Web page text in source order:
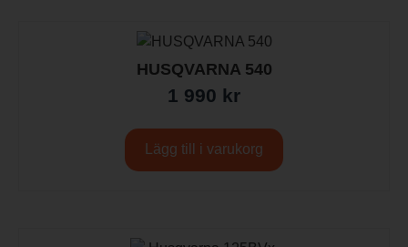
HUSQVARNA 540
1 990 kr
Lägg till i varukorg